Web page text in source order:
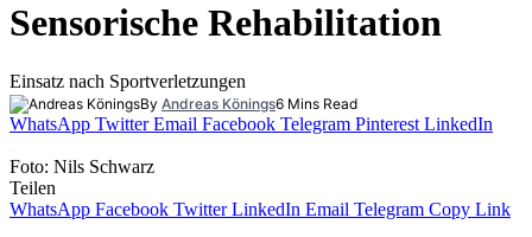
Sensorische Rehabilitation
Einsatz nach Sportverletzungen
By Andreas Könings6 Mins Read
WhatsApp Twitter Email Facebook Telegram Pinterest LinkedIn
Foto: Nils Schwarz
Teilen
WhatsApp Facebook Twitter LinkedIn Email Telegram Copy Link